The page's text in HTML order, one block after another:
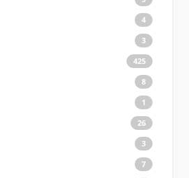
4
3
425
8
1
26
3
7